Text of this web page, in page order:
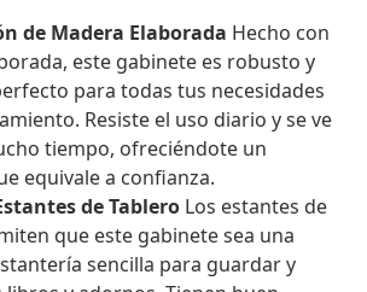
de Madera Elaborada Hecho con
este gabinete es robusto y
para todas tus necesidades
Resiste el uso diario y se ve
tiempo, ofreciéndote un
equivale a confianza.
de Tablero Los estantes de
que este gabinete sea una
sencilla para guardar y